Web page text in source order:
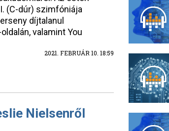
(C-dúr) szimfóniája
díjtalanul
valamint You
2021. FEBRUÁR 10. 18:59
Nielsenről